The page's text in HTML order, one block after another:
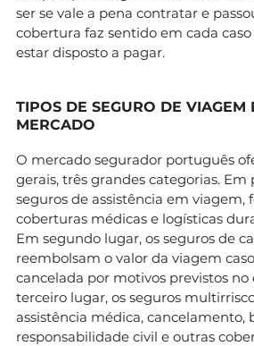
ser se vale a pena contratar e
cobertura faz sentido em cada
estar disposto a pagar.
TIPOS DE SEGURO DE VIAGEM
MERCADO
O mercado segurador português
gerais, três grandes categorias. Em
seguros de assistência em viagem,
coberturas médicas e logísticas
Em segundo lugar, os seguros de
reembolsam o valor da viagem
cancelada por motivos previstos no
terceiro lugar, os seguros
assistência médica, cancelamento,
responsabilidade civil e outras